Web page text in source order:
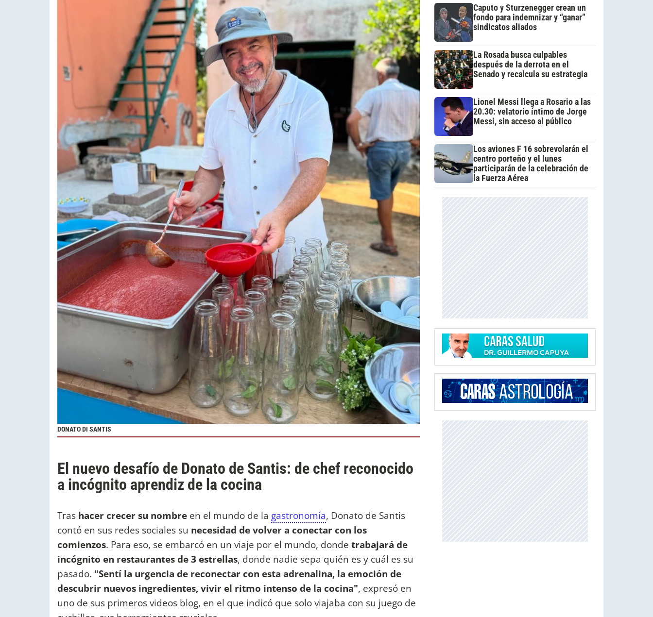
DONATO DI SANTIS
El nuevo desafío de Donato de Santis: de chef reconocido
a incógnito aprendiz de la cocina
Tras hacer crecer su nombre en el mundo de la gastronomía, Donato de Santis
contó en sus redes sociales su necesidad de volver a conectar con los
comienzos. Para eso, se embarcó en un viaje por el mundo, donde trabajará de
incógnito en restaurantes de 3 estrellas, donde nadie sepa quién es y cuál es su
pasado. "Sentí la urgencia de reconectar con esta adrenalina, la emoción de
descubrir nuevos ingredientes, vivir el ritmo intenso de la cocina", expresó en
uno de sus primeros videos blog, en el que indicó que solo viajaba con su juego de
Caputo y Sturzenegger crean un
fondo para indemnizar y “ganar”
sindicatos aliados
La Rosada busca culpables
después de la derrota en el
Senado y recalcula su estrategia
Lionel Messi llega a Rosario a las
20.30: velatorio íntimo de Jorge
Messi, sin acceso al público
Los aviones F 16 sobrevolarán el
centro porteño y el lunes
participarán de la celebración de
la Fuerza Aérea